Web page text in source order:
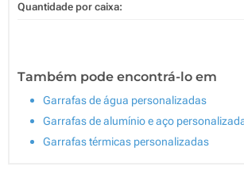
Quantidade por caixa:
Também pode encontrá-lo em
Garrafas de água personalizadas
Garrafas de alumínio e aço
Garrafas térmicas personalizadas